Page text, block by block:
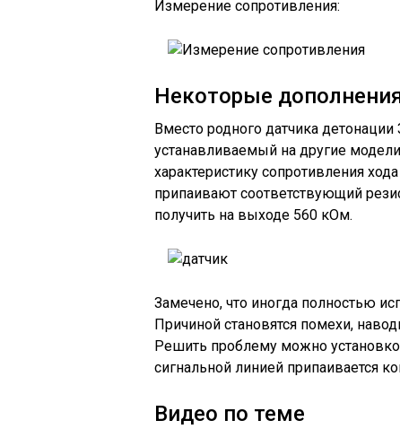
Измерение сопротивления:
Некоторые
Вместо родного датчика
устанавливаемый на другие
характеристику сопротивления
припаивают соответствующий
получить на выходе 560 кОм.
Замечено, что иногда полностью
Причиной становятся помехи,
Решить проблему можно
сигнальной линией припаивается
Видео по теме